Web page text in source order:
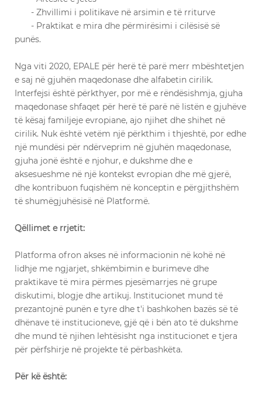
- Zhvillimi i politikave në arsimin e të rriturve
- Praktikat e mira dhe përmirësimi i cilësisë së
punës.
Nga viti 2020, EPALE për herë të parë merr mbështetjen
e saj në gjuhën maqedonase dhe alfabetin cirilik.
Interfejsi është përkthyer, por më e rëndësishmja, gjuha
maqedonase shfaqet për herë të parë në listën e gjuhëve
të kësaj familjeje evropiane, ajo njihet dhe shihet në
cirilik. Nuk është vetëm një përkthim i thjeshtë, por edhe
një mundësi për ndërveprim në gjuhën maqedonase,
gjuha jonë është e njohur, e dukshme dhe e
aksesueshme në një kontekst evropian dhe më gjerë,
dhe kontribuon fuqishëm në konceptin e përgjithshëm
të shumëgjuhësisë në Platformë.
Qëllimet e rrjetit:
Platforma ofron akses në informacionin në kohë në
lidhje me ngjarjet, shkëmbimin e burimeve dhe
praktikave të mira përmes pjesëmarrjes në grupe
diskutimi, blogje dhe artikuj. Institucionet mund të
prezantojnë punën e tyre dhe t'i bashkohen bazës së të
dhënave të institucioneve, gjë që i bën ato të dukshme
dhe mund të njihen lehtësisht nga institucionet e tjera
për përfshirje në projekte të përbashkëta.
Për kë është: